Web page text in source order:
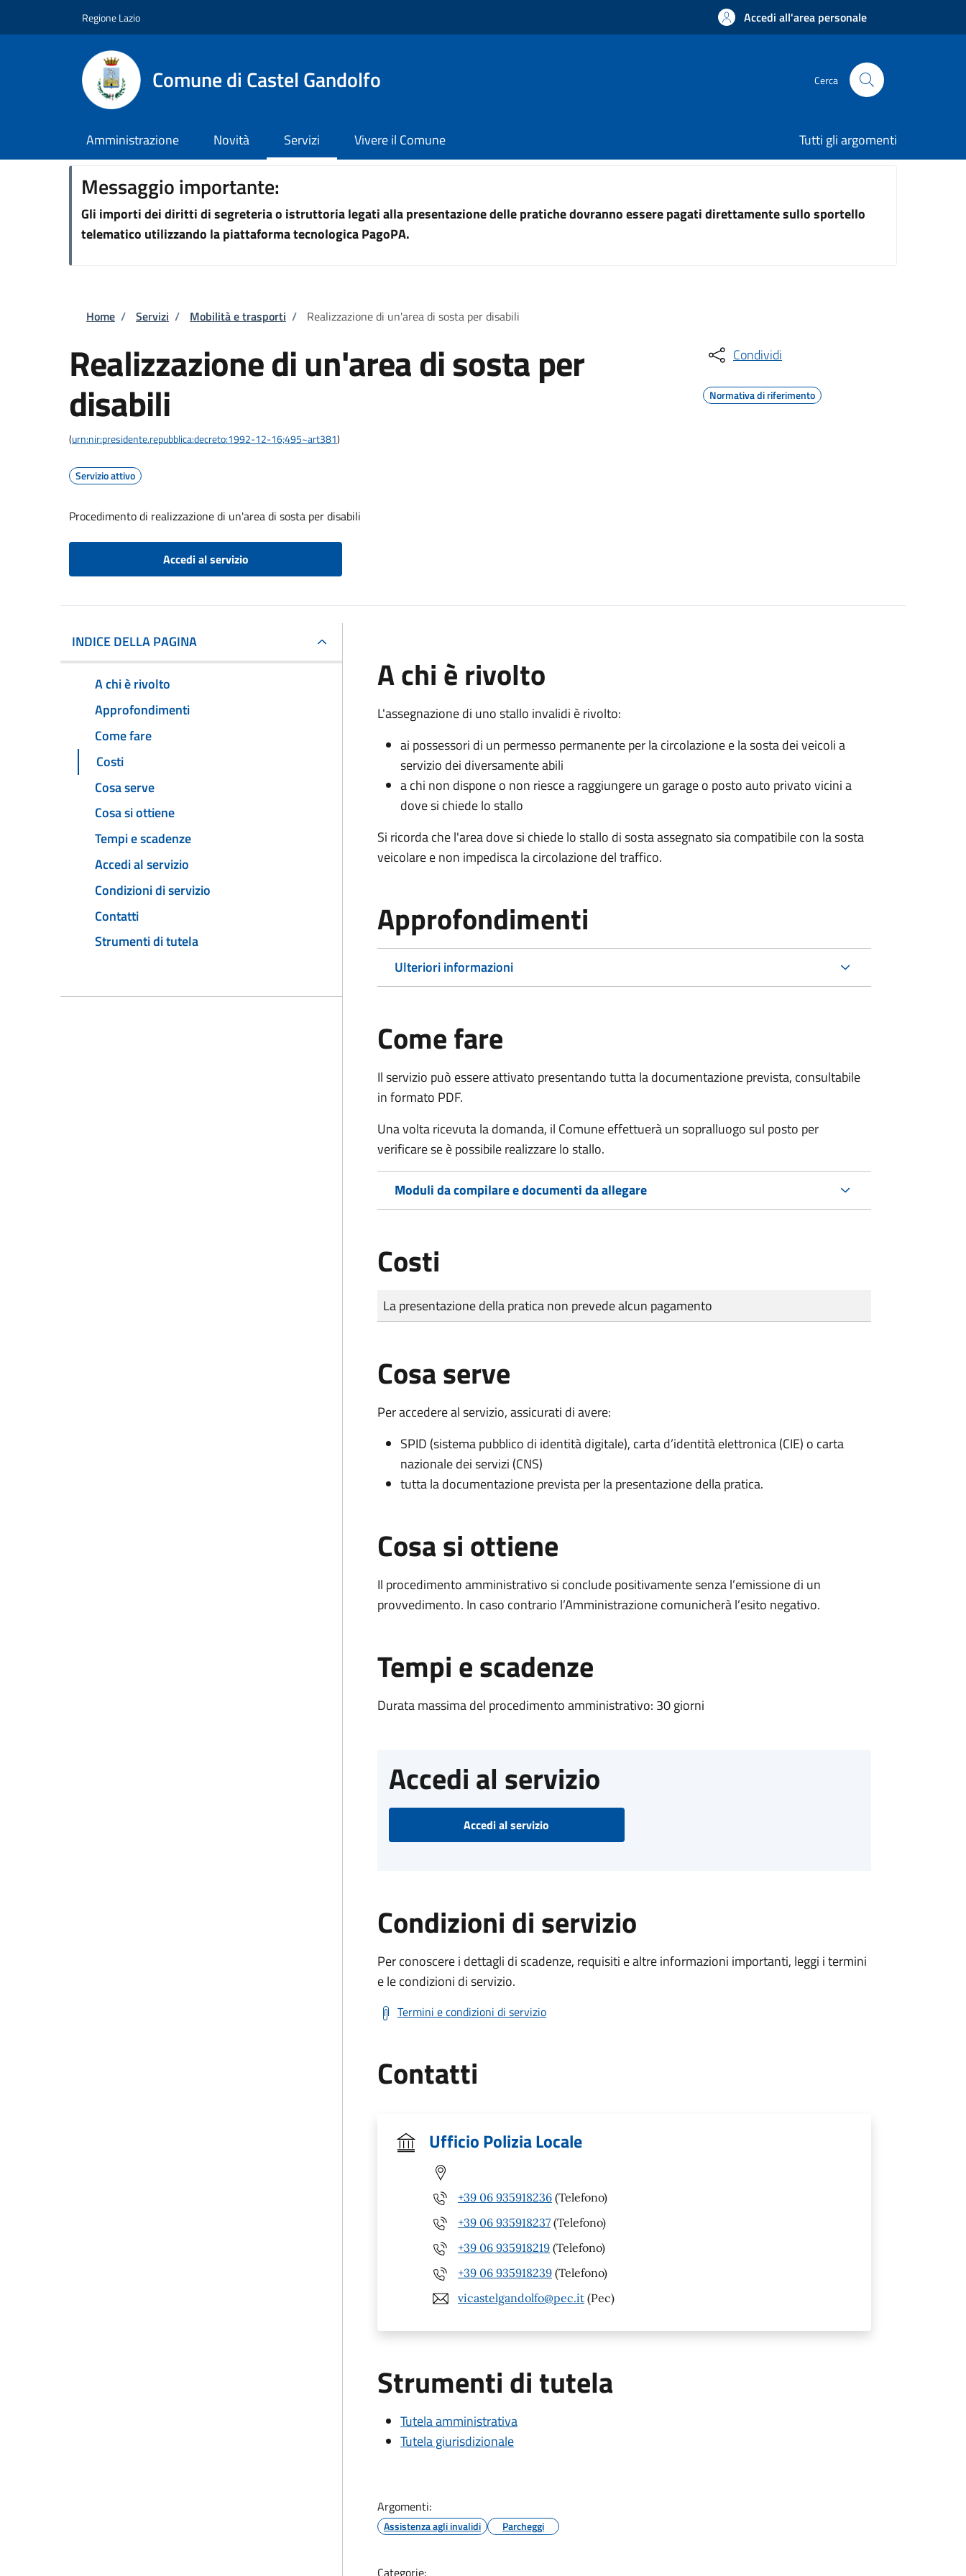
Regione Lazio Accedi all'area personale
Comune di Castel Gandolfo Cerca
Amministrazione Novità Servizi Vivere il Comune Tutti gli argomenti
Messaggio importante:
Gli importi dei diritti di segreteria o istruttoria legati alla presentazione delle pratiche dovranno essere pagati direttamente sullo sportello
telematico utilizzando la piattaforma tecnologica PagoPA.
Briciole di pane
Home / Servizi / Mobilità e trasporti / Realizzazione di un'area di sosta per disabili
Realizzazione di un'area di sosta per
disabili
(urn:nir:presidente.repubblica:decreto:1992-12-16;495~art381)
Servizio attivo
Procedimento di realizzazione di un'area di sosta per disabili
Accedi al servizio
Condividi
Normativa di riferimento
INDICE DELLA PAGINA
A chi è rivolto
Approfondimenti
Come fare
Costi
Cosa serve
Cosa si ottiene
Tempi e scadenze
Accedi al servizio
Condizioni di servizio
Contatti
Strumenti di tutela
A chi è rivolto
L'assegnazione di uno stallo invalidi è rivolto:
ai possessori di un permesso permanente per la circolazione e la sosta dei veicoli a
servizio dei diversamente abili
a chi non dispone o non riesce a raggiungere un garage o posto auto privato vicini a
dove si chiede lo stallo
Si ricorda che l'area dove si chiede lo stallo di sosta assegnato sia compatibile con la sosta
veicolare e non impedisca la circolazione del traffico.
Approfondimenti
Ulteriori informazioni
Come fare
Il servizio può essere attivato presentando tutta la documentazione prevista, consultabile
in formato PDF.
Una volta ricevuta la domanda, il Comune effettuerà un sopralluogo sul posto per
verificare se è possibile realizzare lo stallo.
Moduli da compilare e documenti da allegare
Costi
Tipo di pagamento
Importo
La presentazione della pratica non prevede alcun pagamento
Cosa serve
Per accedere al servizio, assicurati di avere:
SPID (sistema pubblico di identità digitale), carta d’identità elettronica (CIE) o carta
nazionale dei servizi (CNS)
tutta la documentazione prevista per la presentazione della pratica.
Cosa si ottiene
Il procedimento amministrativo si conclude positivamente senza l’emissione di un
provvedimento. In caso contrario l’Amministrazione comunicherà l’esito negativo.
Tempi e scadenze
Durata massima del procedimento amministrativo: 30 giorni
Accedi al servizio
Accedi al servizio
Condizioni di servizio
Per conoscere i dettagli di scadenze, requisiti e altre informazioni importanti, leggi i termini
e le condizioni di servizio.
Termini e condizioni di servizio
Contatti
Ufficio Polizia Locale
+39 06 935918236 (Telefono)
+39 06 935918237 (Telefono)
+39 06 935918219 (Telefono)
+39 06 935918239 (Telefono)
vicastelgandolfo@pec.it (Pec)
Strumenti di tutela
Tutela amministrativa
Tutela giurisdizionale
Argomenti:
Assistenza agli invalidi Parcheggi
Categorie: